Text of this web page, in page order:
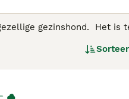
gezinshond. Het is